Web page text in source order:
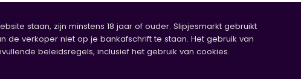
staan, zijn minstens 18 jaar of ouder. Slipjesmarkt gebruikt
de verkoper niet op je bankafschrift te staan. Het gebruik van
beleidsregels, inclusief het gebruik van cookies.